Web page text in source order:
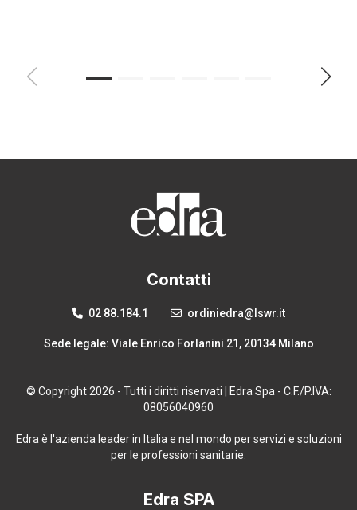
Contatti
02 88.184.1 ordiniedra@lswr.it
Sede legale: Viale Enrico Forlanini 21, 20134 Milano
© Copyright 2026 - Tutti i diritti riservati | Edra Spa - C.F./P.IVA:
08056040960
Edra è l'azienda leader in Italia e nel mondo per servizi e soluzioni
per le professioni sanitarie.
Edra SPA